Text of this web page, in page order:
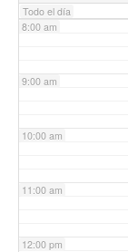
Todo el día
8:00 am
9:00 am
10:00 am
11:00 am
12:00 pm